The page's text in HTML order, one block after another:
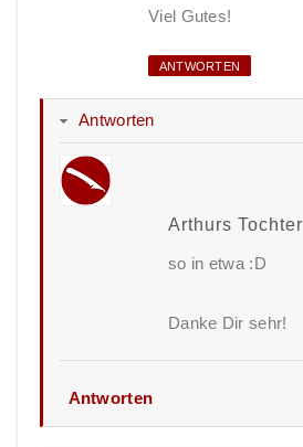
Viel Gutes!
ANTWORTEN
Antworten
Arthurs Tochter
so in etwa :D
Danke Dir sehr!
Antworten